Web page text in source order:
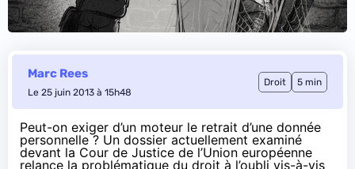
Marc Rees
Le 25 juin 2013 à 15h48
Droit 5 min
Peut-on exiger d’un moteur le retrait d’une donnée
personnelle ? Un dossier actuellement examiné
devant la Cour de Justice de l’Union européenne
relance la problématique du droit à l’oubli vis-à-vis